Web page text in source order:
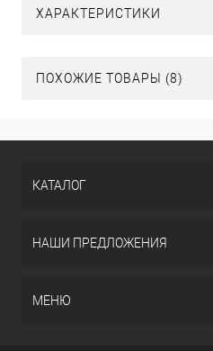
ХАРАКТЕРИСТИКИ
ПОХОЖИЕ ТОВАРЫ (8)
КАТАЛОГ
НАШИ ПРЕДЛОЖЕНИЯ
МЕНЮ